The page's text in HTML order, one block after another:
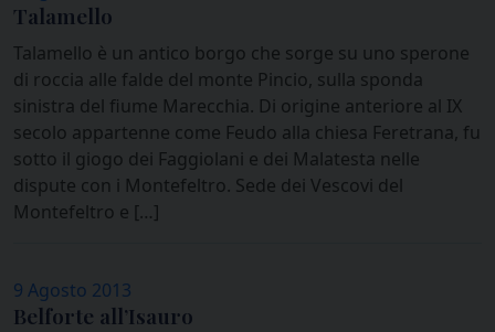
Talamello
Talamello è un antico borgo che sorge su uno sperone
di roccia alle falde del monte Pincio, sulla sponda
sinistra del fiume Marecchia. Di origine anteriore al IX
secolo appartenne come Feudo alla chiesa Feretrana, fu
sotto il giogo dei Faggiolani e dei Malatesta nelle
dispute con i Montefeltro. Sede dei Vescovi del
Montefeltro e […]
9 Agosto 2013
Belforte all’Isauro